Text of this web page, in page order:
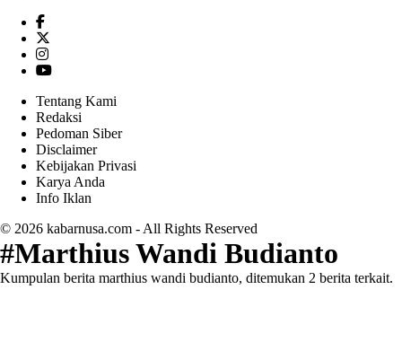
Tentang Kami
Redaksi
Pedoman Siber
Disclaimer
Kebijakan Privasi
Karya Anda
Info Iklan
© 2026 kabarnusa.com - All Rights Reserved
#Marthius Wandi Budianto
Kumpulan berita marthius wandi budianto, ditemukan 2 berita terkait.